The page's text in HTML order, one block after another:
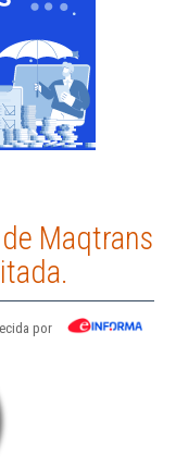
Maqtrans
por